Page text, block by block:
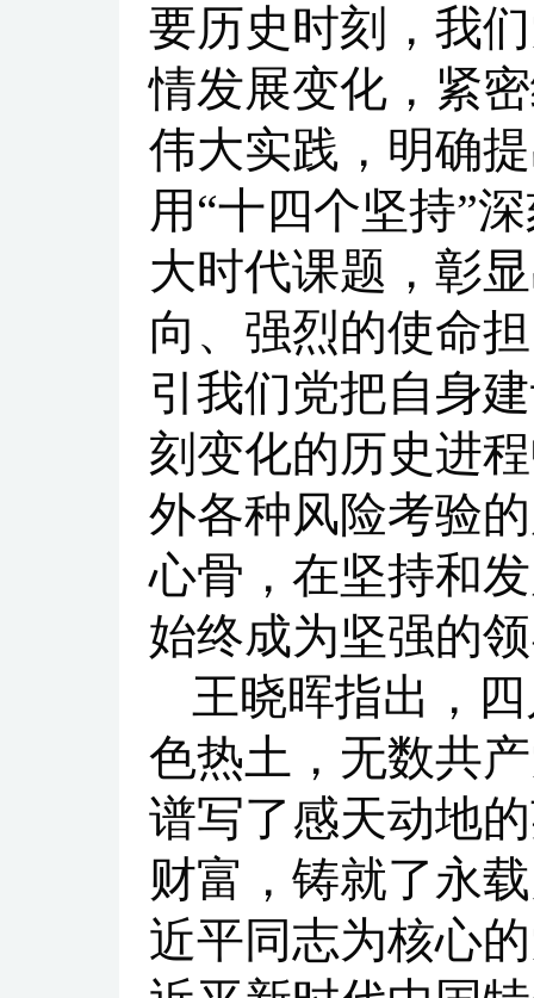
要历史时刻，我
情发展变化，紧
伟大实践，明确
用“十四个坚持”
大时代课题，彰
向、强烈的使命
引我们党把自身
刻变化的历史进
外各种风险考验
心骨，在坚持和
始终成为坚强的
王晓晖指出，
色热土，无数共
谱写了感天动地
财富，铸就了永
近平同志为核心